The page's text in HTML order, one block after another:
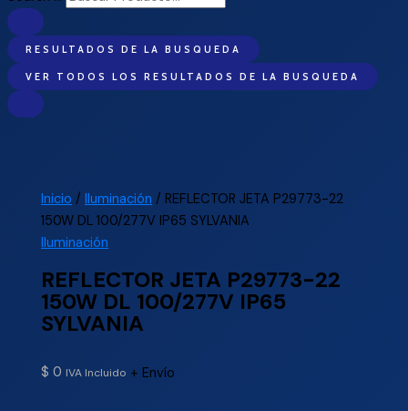
RESULTADOS DE LA BUSQUEDA
VER TODOS LOS RESULTADOS DE LA BUSQUEDA
Inicio /Iluminación / REFLECTOR JETA P29773-22
150W DL 100/277V IP65 SYLVANIA
Iluminación
REFLECTOR JETA P29773-22
150W DL 100/277V IP65
SYLVANIA
$ 0 IVA Incluido + Envío